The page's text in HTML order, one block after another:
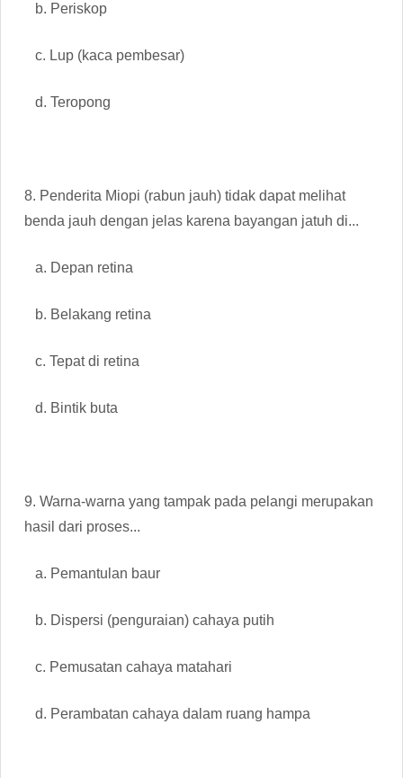
b. Periskop
c. Lup (kaca pembesar)
d. Teropong
8. Penderita Miopi (rabun jauh) tidak dapat melihat
benda jauh dengan jelas karena bayangan jatuh di...
a. Depan retina
b. Belakang retina
c. Tepat di retina
d. Bintik buta
9. Warna-warna yang tampak pada pelangi merupakan
hasil dari proses...
a. Pemantulan baur
b. Dispersi (penguraian) cahaya putih
c. Pemusatan cahaya matahari
d. Perambatan cahaya dalam ruang hampa